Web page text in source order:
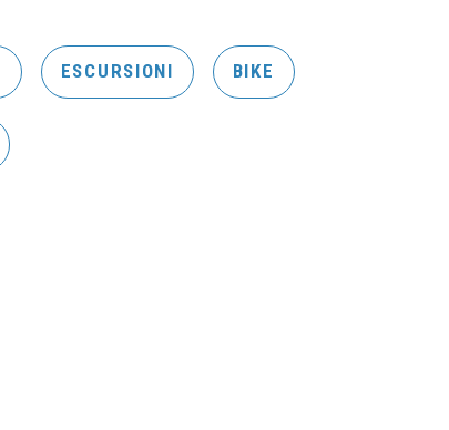
ESCURSIONI BIKE